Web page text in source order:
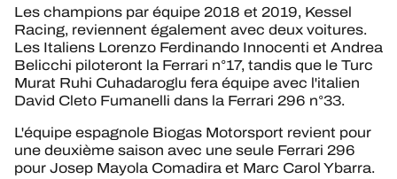
Les champions par équipe 2018 et 2019, Kessel
Racing, reviennent également avec deux voitures.
Les Italiens Lorenzo Ferdinando Innocenti et Andrea
Belicchi piloteront la Ferrari n°17, tandis que le Turc
Murat Ruhi Cuhadaroglu fera équipe avec l'italien
David Cleto Fumanelli dans la Ferrari 296 n°33.
L'équipe espagnole Biogas Motorsport revient pour
une deuxième saison avec une seule Ferrari 296
pour Josep Mayola Comadira et Marc Carol Ybarra.